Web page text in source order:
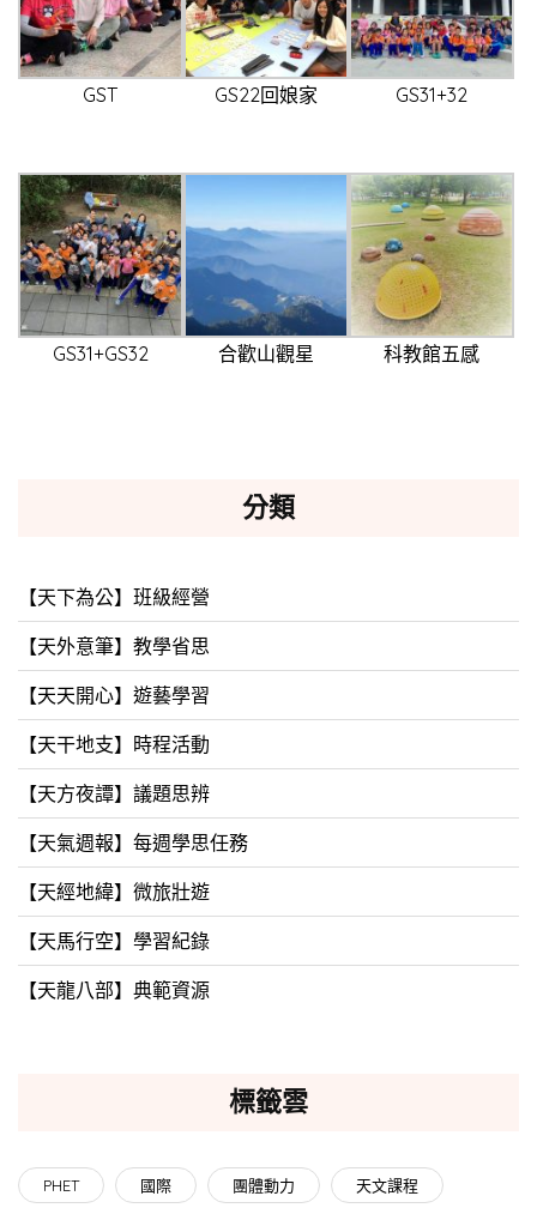
GST GS22回娘家 GS31+32
GS31+GS32 合歡山觀星 科教館五感
分類
【天下為公】班級經營
【天外意筆】教學省思
【天天開心】遊藝學習
【天干地支】時程活動
【天方夜譚】議題思辨
【天氣週報】每週學思任務
【天經地緯】微旅壯遊
【天馬行空】學習紀錄
【天龍八部】典範資源
標籤雲
PHET 國際 團體動力 天文課程